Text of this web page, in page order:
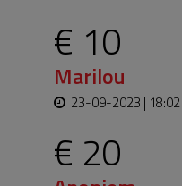
€ 10
Marilou
23-09-2023 | 18:02
€ 20